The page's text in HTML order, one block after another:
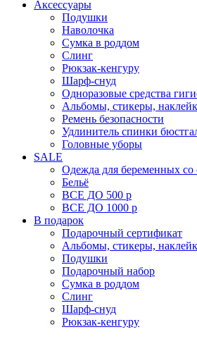
Аксессуары
Подушки
Наволочка
Сумка в роддом
Cлинг
Рюкзак-кенгуру
Шарф-снуд
Одноразовые средства
Альбомы, стикеры,
Ремень безопасности
Удлинитель спинки
Головные уборы
SALE
Одежда для беременных со
Бельё
ВСЕ ДО 500 р
ВСЕ ДО 1000 р
В подарок
Подарочный сертификат
Альбомы, стикеры,
Подушки
Подарочный набор
Сумка в роддом
Слинг
Шарф-снуд
Рюкзак-кенгуру